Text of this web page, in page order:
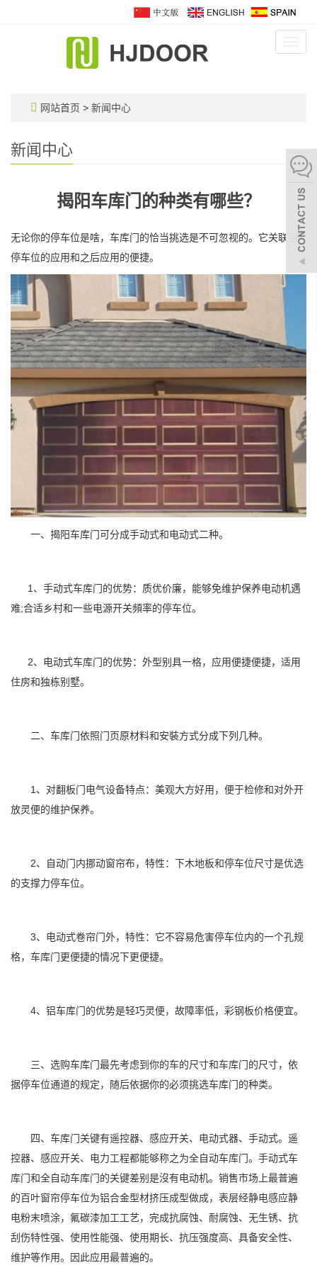
网站首页 > 新闻中心
新闻中心
揭阳车库门的种类有哪些？
无论你的停车位是啥，车库门的恰当挑选是不可忽视的。它关联到
停车位的应用和之后应用的便捷。
一、揭阳车库门可分成手动式和电动式二种。
1、手动式车库门的优势：质优价廉，能够免维护保养电动机遇
难;合适乡村和一些电源开关頻率的停车位。
2、电动式车库门的优势：外型别具一格，应用便捷便捷，适用
住房和独栋别墅。
二、车库门依照门页原材料和安裝方式分成下列几种。
1、对翻板门电气设备特点：美观大方好用，便于检修和对外开
放灵便的维护保养。
2、自动门内挪动窗帘布，特性：下木地板和停车位尺寸是优选
的支撑力停车位。
3、电动式卷帘门外，特性：它不容易危害停车位内的一个孔规
格，车库门更便捷的情况下更便捷。
4、铝车库门的优势是轻巧灵便，故障率低，彩钢板价格便宜。
三、选购车库门最先考虑到你的车的尺寸和车库门的尺寸，依
据停车位通道的规定，随后依据你的必须挑选车库门的种类。
四、车库门关键有遥控器、感应开关、电动式器、手动式。遥
控器、感应开关、电力工程都能够称之为全自动车库门。手动式车
库门和全自动车库门的关键差别是沒有电动机。销售市场上最普遍
的百叶窗帘停车位为铝合金型材挤压成型做成，表层经静电感应静
电粉末喷涂，氟碳漆加工工艺，完成抗腐蚀、耐腐蚀、无生锈、抗
刮伤特性强、使用性能强、使用期长、抗压强度高、具备安全性、
维护等作用。因此应用最普遍的。